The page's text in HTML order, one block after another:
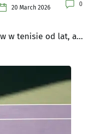
20 March 2026 0
w tenisie od lat, a…